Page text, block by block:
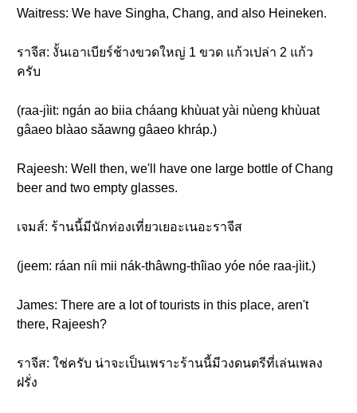
Waitress: We have Singha, Chang, and also Heineken.
ราจีส: งั้นเอาเบียร์ช้างขวดใหญ่ 1 ขวด แก้วเปล่า 2 แก้ว
ครับ
(raa-jìit: ngán ao biia cháang khùuat yài nùeng khùuat
gâaeo blàao sǎawng gâaeo khráp.)
Rajeesh: Well then, we'll have one large bottle of Chang
beer and two empty glasses.
เจมส์: ร้านนี้มีนักท่องเที่ยวเยอะเนอะราจีส
(jeem: ráan níi mii nák-thâwng-thîiao yóe nóe raa-jìit.)
James: There are a lot of tourists in this place, aren't
there, Rajeesh?
ราจีส: ใช่ครับ น่าจะเป็นเพราะร้านนี้มีวงดนตรีที่เล่นเพลง
ฝรั่ง